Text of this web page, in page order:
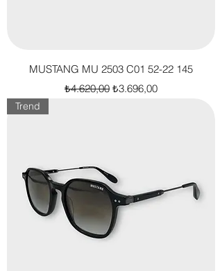
MUSTANG MU 2503 C01 52-22 145
Normal Fiyat
₺4.620,00 İndirimli Fiyat
₺3.696,00
Trend